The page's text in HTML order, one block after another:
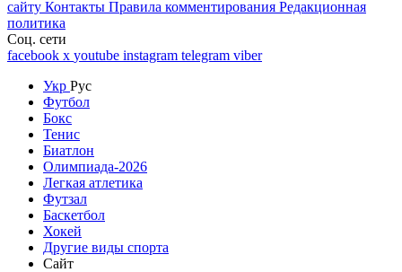
сайту Контакты Правила комментирования Редакционная
политика
Соц. сети
facebook x youtube instagram telegram viber
Укр Рус
Футбол
Бокс
Тенис
Биатлон
Олимпиада-2026
Легкая атлетика
Футзал
Баскетбол
Хокей
Другие виды спорта
Сайт